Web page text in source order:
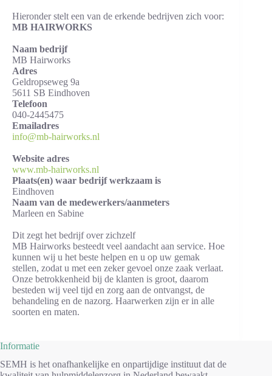
Hieronder stelt een van de erkende bedrijven zich voor:
MB HAIRWORKS
Naam bedrijf
MB Hairworks
Adres
Geldropseweg 9a
5611 SB Eindhoven
Telefoon
040-2445475
Emailadres
info@mb-hairworks.nl
Website adres
www.mb-hairworks.nl
Plaats(en) waar bedrijf werkzaam is
Eindhoven
Naam van de medewerkers/aanmeters
Marleen en Sabine
Dit zegt het bedrijf over zichzelf
MB Hairworks besteedt veel aandacht aan service. Hoe
kunnen wij u het beste helpen en u op uw gemak
stellen, zodat u met een zeker gevoel onze zaak verlaat.
Onze betrokkenheid bij de klanten is groot, daarom
besteden wij veel tijd en zorg aan de ontvangst, de
behandeling en de nazorg. Haarwerken zijn er in alle
soorten en maten.
Informatie
SEMH is het onafhankelijke en onpartijdige instituut dat de